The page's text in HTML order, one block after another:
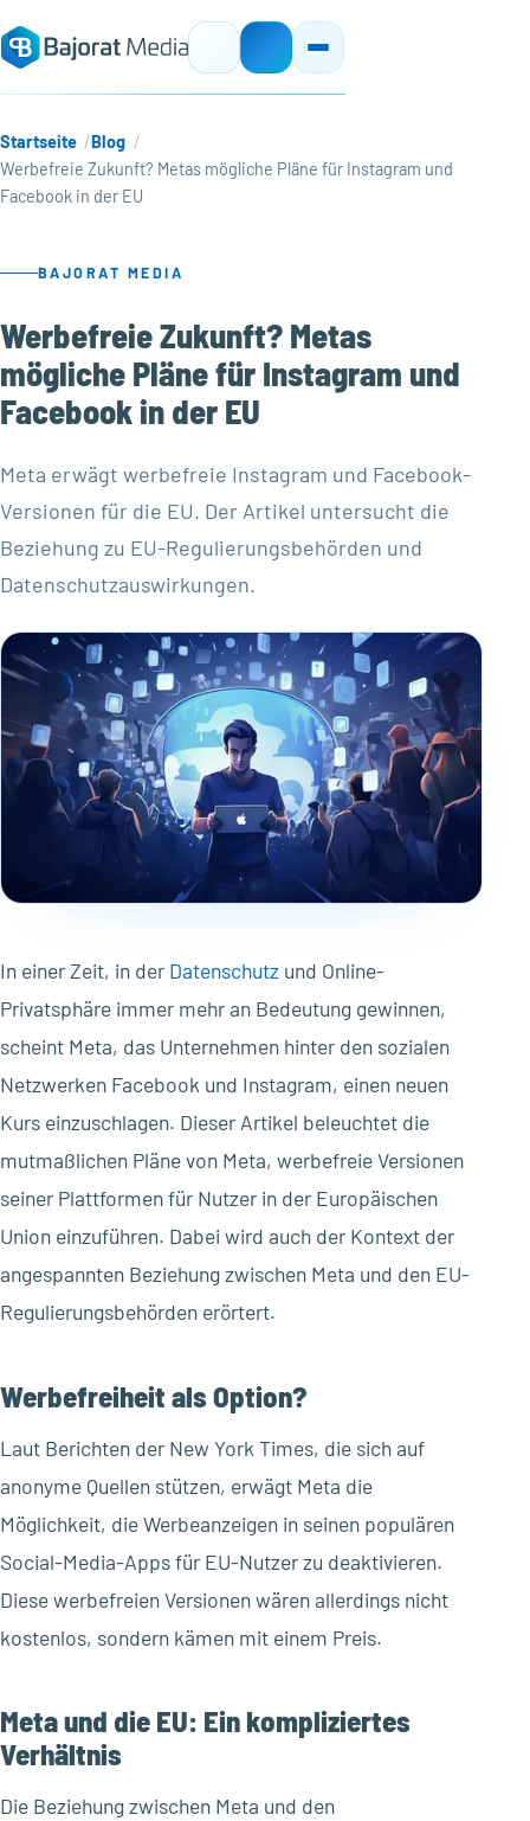
Startseite
Blog
Werbefreie Zukunft? Metas mögliche Pläne für Instagram und
Facebook in der EU
BAJORAT MEDIA
Werbefreie Zukunft? Metas
mögliche Pläne für Instagram und
Facebook in der EU
Meta erwägt werbefreie Instagram und Facebook-
Versionen für die EU. Der Artikel untersucht die
Beziehung zu EU-Regulierungsbehörden und
Datenschutzauswirkungen.
In einer Zeit, in der Datenschutz und Online-
Privatsphäre immer mehr an Bedeutung gewinnen,
scheint Meta, das Unternehmen hinter den sozialen
Netzwerken Facebook und Instagram, einen neuen
Kurs einzuschlagen. Dieser Artikel beleuchtet die
mutmaßlichen Pläne von Meta, werbefreie Versionen
seiner Plattformen für Nutzer in der Europäischen
Union einzuführen. Dabei wird auch der Kontext der
angespannten Beziehung zwischen Meta und den EU-
Regulierungsbehörden erörtert.
Werbefreiheit als Option?
Laut Berichten der New York Times, die sich auf
anonyme Quellen stützen, erwägt Meta die
Möglichkeit, die Werbeanzeigen in seinen populären
Social-Media-Apps für EU-Nutzer zu deaktivieren.
Diese werbefreien Versionen wären allerdings nicht
kostenlos, sondern kämen mit einem Preis.
Meta und die EU: Ein kompliziertes
Verhältnis
Die Beziehung zwischen Meta und den